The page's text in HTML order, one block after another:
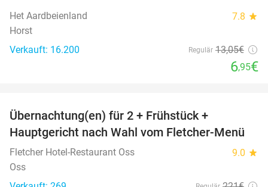
Het Aardbeienland 7.8 star
Horst
Verkauft: 16.200
Regulär 13,05€
6,95€
Übernachtung(en) für 2 + Frühstück +
Hauptgericht nach Wahl vom Fletcher-Menü
Fletcher Hotel-Restaurant Oss 9.0 star
Oss